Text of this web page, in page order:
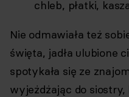
chleb, płatki,
Nie odmawiała też
święta, jadła ulubione
spotykała się ze
wyjeżdżając do